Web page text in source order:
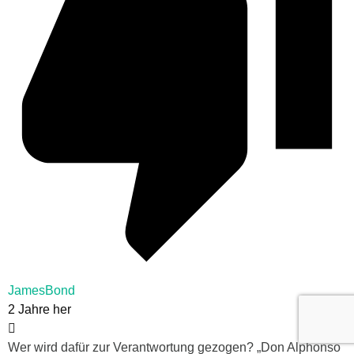
JamesBond
2 Jahre her
Wer wird dafür zur Verantwortung gezogen? „Don Alphonso